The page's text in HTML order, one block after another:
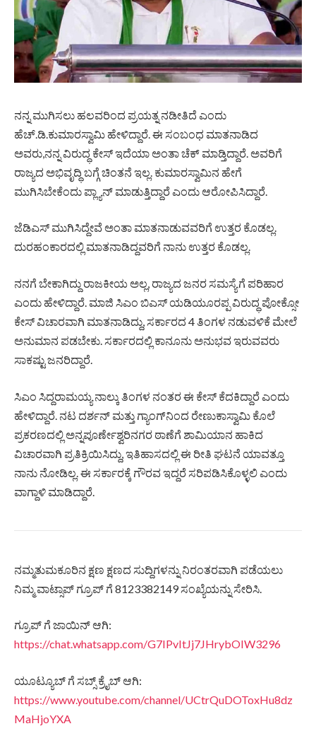
ನನ್ನ ಮುಗಿಸಲು ಹಲವರಿಂದ ಪ್ರಯತ್ನ ನಡೀತಿದೆ ಎಂದು
ಹೆಚ್.ಡಿ.ಕುಮಾರಸ್ವಾಮಿ ಹೇಳಿದ್ದಾರೆ. ಈ ಸಂಬಂಧ ಮಾತನಾಡಿದ
ಅವರು,ನನ್ನ ವಿರುದ್ಧ ಕೇಸ್ ಇದೆಯಾ ಅಂತಾ ಚೆಕ್​ ಮಾಡ್ತಿದ್ದಾರೆ. ಅವರಿಗೆ
ರಾಜ್ಯದ ಅಭಿವೃದ್ಧಿ ಬಗ್ಗೆ ಚಿಂತನೆ ಇಲ್ಲ. ಕುಮಾರಸ್ವಾಮಿನ ಹೇಗೆ
ಮುಗಿಸಿಬೇಕೆಂದು ಪ್ಲ್ಯಾನ್ ಮಾಡುತ್ತಿದ್ದಾರೆ ಎಂದು ಆರೋಪಿಸಿದ್ದಾರೆ.
ಜೆಡಿಎಸ್​ ಮುಗಿಸಿದ್ದೇವೆ ಅಂತಾ ಮಾತನಾಡುವವರಿಗೆ ಉತ್ತರ ಕೊಡಲ್ಲ.
ದುರಹಂಕಾರದಲ್ಲಿ ಮಾತನಾಡಿದ್ದವರಿಗೆ ನಾನು ಉತ್ತರ ಕೊಡಲ್ಲ.
ನನಗೆ ಬೇಕಾಗಿದ್ದು ರಾಜಕೀಯ ಅಲ್ಲ, ರಾಜ್ಯದ ಜನರ ಸಮಸ್ಯೆಗೆ ಪರಿಹಾರ
ಎಂದು ಹೇಳಿದ್ದಾರೆ. ಮಾಜಿ ಸಿಎಂ ಬಿಎಸ್​ ಯಡಿಯೂರಪ್ಪ ವಿರುದ್ಧ ಪೋಕ್ಸೋ
ಕೇಸ್​ ವಿಚಾರವಾಗಿ ಮಾತನಾಡಿದ್ದು, ಸರ್ಕಾರದ 4 ತಿಂಗಳ ನಡುವಳಿಕೆ ಮೇಲೆ
ಅನುಮಾನ ಪಡಬೇಕು. ಸರ್ಕಾರದಲ್ಲಿ ಕಾನೂನು ಅನುಭವ ಇರುವವರು
ಸಾಕಷ್ಟು ಜನರಿದ್ದಾರೆ.
ಸಿಎಂ ಸಿದ್ದರಾಮಯ್ಯ ನಾಲ್ಕು ತಿಂಗಳ ನಂತರ ಈ ಕೇಸ್ ಕೆದಕಿದ್ದಾರೆ ಎಂದು
ಹೇಳಿದ್ದಾರೆ. ನಟ ದರ್ಶನ್ ಮತ್ತು ಗ್ಯಾಂಗ್​ನಿಂದ ರೇಣುಕಾಸ್ವಾಮಿ ಕೊಲೆ
ಪ್ರಕರಣದಲ್ಲಿ ಅನ್ನಪೂರ್ಣೇಶ್ವರಿನಗರ ಠಾಣೆಗೆ ಶಾಮಿಯಾನ ಹಾಕಿದ
ವಿಚಾರವಾಗಿ ಪ್ರತಿಕ್ರಿಯಿಸಿದ್ದು, ಇತಿಹಾಸದಲ್ಲಿ ಈ ರೀತಿ ಘಟನೆ ಯಾವತ್ತೂ
ನಾನು ನೋಡಿಲ್ಲ. ಈ ಸರ್ಕಾರಕ್ಕೆ ಗೌರವ ಇದ್ದರೆ ಸರಿಪಡಿಸಿಕೊಳ್ಳಲಿ ಎಂದು
ವಾಗ್ದಾಳಿ ಮಾಡಿದ್ದಾರೆ.
ನಮ್ಮತುಮಕೂರಿನ ಕ್ಷಣ ಕ್ಷಣದ ಸುದ್ದಿಗಳನ್ನು ನಿರಂತರವಾಗಿ ಪಡೆಯಲು
ನಿಮ್ಮ ವಾಟ್ಸಾಪ್ ಗ್ರೂಪ್ ಗೆ 8123382149 ಸಂಖ್ಯೆಯನ್ನು ಸೇರಿಸಿ.
ಗ್ರೂಪ್ ಗೆ ಜಾಯಿನ್ ಆಗಿ:
https://chat.whatsapp.com/G7IPvItJj7JHrybOIW3296
ಯೂಟ್ಯೂಬ್ ಗೆ ಸಬ್ಸ್ ಕ್ರೈಬ್ ಆಗಿ:
https://www.youtube.com/channel/UCtrQuDOToxHu8dz
MaHjoYXA